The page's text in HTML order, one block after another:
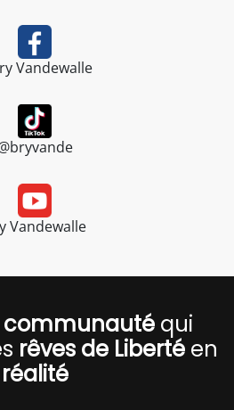
Vandewalle
Vandewalle
communautéqui
rêves de Libertéen
réalité